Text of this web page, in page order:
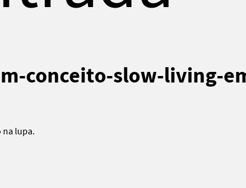
conceito-slow-living-
na lupa.